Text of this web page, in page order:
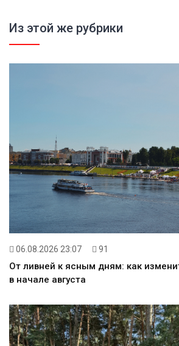
Из этой же рубрики
06.08.2026 23:07 91
От ливней к ясным дням: как
в начале августа